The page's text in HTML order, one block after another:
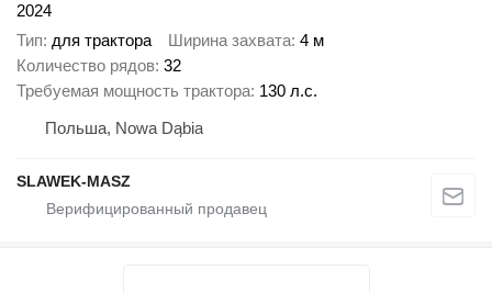
2024
Тип для трактора Ширина захвата 4 м
Количество рядов 32
Требуемая мощность трактора 130 л.с.
Польша, Nowa Dąbia
SLAWEK-MASZ